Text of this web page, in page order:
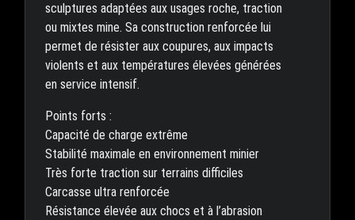
sculptures adaptées aux usages roche, traction
ou mixtes mine. Sa construction renforcée lui
permet de résister aux coupures, aux impacts
violents et aux températures élevées générées
en service intensif.
Points forts :
Capacité de charge extrême
Stabilité maximale en environnement minier
Très forte traction sur terrains difficiles
Carcasse ultra renforcée
Résistance élevée aux chocs et à l’abrasion